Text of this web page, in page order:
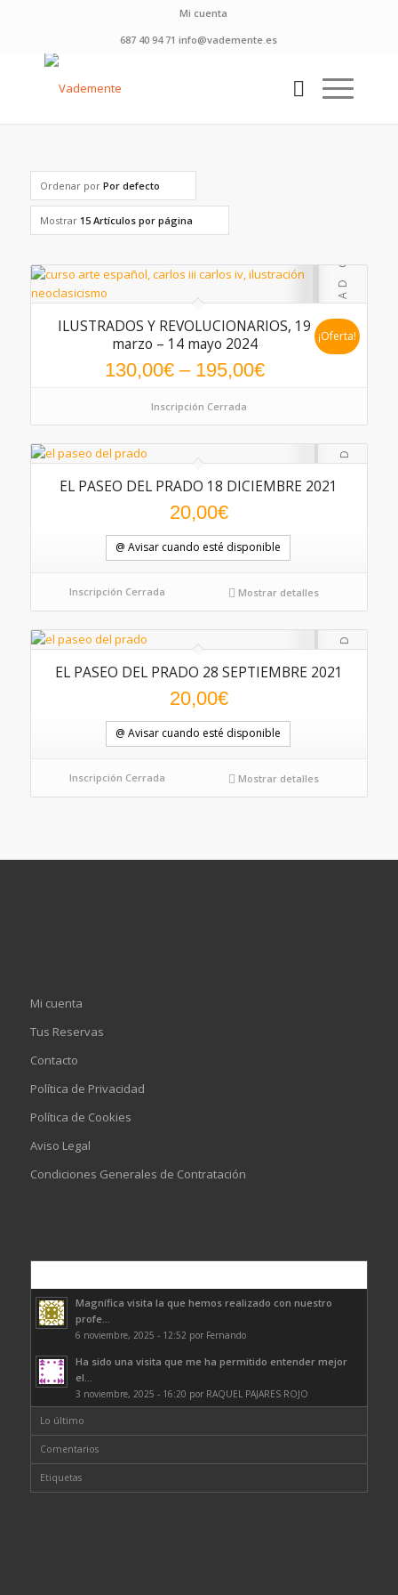
Mi cuenta
687 40 94 71 info@vademente.es
Ordenar por Por defecto
Mostrar 15 Artículos por página
ILUSTRADOS Y REVOLUCIONARIOS, 19
marzo – 14 mayo 2024
130,00€– 195,00€
¡Oferta!
Inscripción Cerrada
EL PASEO DEL PRADO 18 DICIEMBRE 2021
20,00€
@ Avisar cuando esté disponible
Inscripción Cerrada Mostrar detalles
5.00
EL PASEO DEL PRADO 28 SEPTIEMBRE 2021
20,00€
@ Avisar cuando esté disponible
Inscripción Cerrada Mostrar detalles
Mi cuenta
Tus Reservas
Contacto
Política de Privacidad
Política de Cookies
Aviso Legal
Condiciones Generales de Contratación
Magnífica visita la que hemos realizado con nuestro
profe...
6 noviembre, 2025 - 12:52 por Fernando
Ha sido una visita que me ha permitido entender mejor
el...
3 noviembre, 2025 - 16:20 por RAQUEL PAJARES ROJO
Lo último
Comentarios
Etiquetas